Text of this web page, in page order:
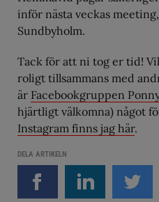
inför nästa veckas
Sundbyholm.
Tack för att ni tog er tid!
roligt tillsammans med
är Facebookgruppen
hjärtligt välkomna) något
Instagram finns jag här.
DELA ARTIKELN